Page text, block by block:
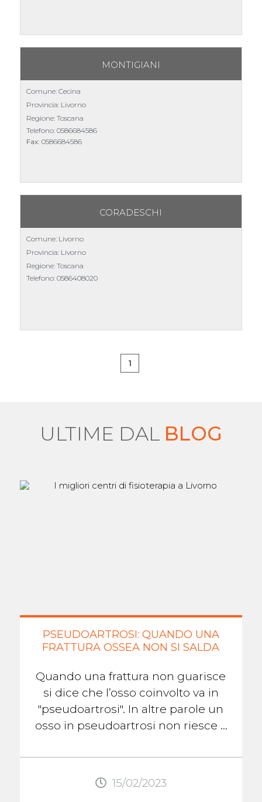
MONTIGIANI
Comune: Cecina
Provincia: Livorno
Regione: Toscana
Telefono: 0586684586
Fax: 0586684586
CORADESCHI
Comune: Livorno
Provincia: Livorno
Regione: Toscana
Telefono: 0586408020
1
ULTIME DAL BLOG
PSEUDOARTROSI: QUANDO UNA
FRATTURA OSSEA NON SI SALDA
Quando una frattura non guarisce
si dice che l’osso coinvolto va in
"pseudoartrosi". In altre parole un
osso in pseudoartrosi non riesce a
...
15/02/2023